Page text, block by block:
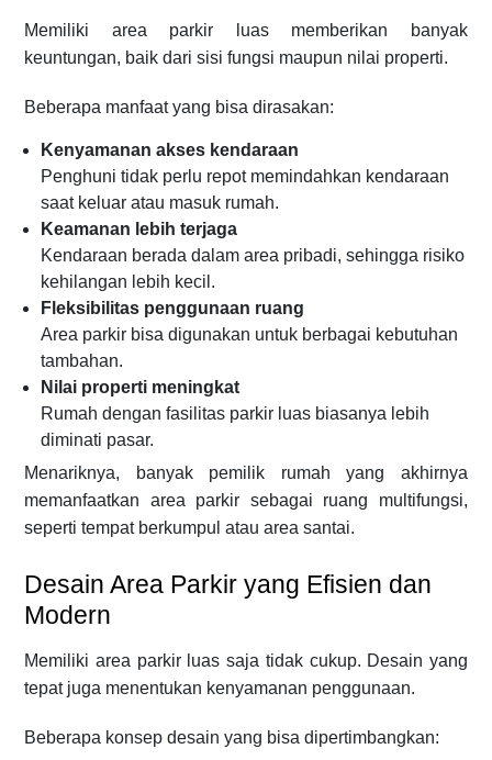
Memiliki area parkir luas memberikan banyak
keuntungan, baik dari sisi fungsi maupun nilai properti.
Beberapa manfaat yang bisa dirasakan:
Kenyamanan akses kendaraan
Penghuni tidak perlu repot memindahkan kendaraan
saat keluar atau masuk rumah.
Keamanan lebih terjaga
Kendaraan berada dalam area pribadi, sehingga risiko
kehilangan lebih kecil.
Fleksibilitas penggunaan ruang
Area parkir bisa digunakan untuk berbagai kebutuhan
tambahan.
Nilai properti meningkat
Rumah dengan fasilitas parkir luas biasanya lebih
diminati pasar.
Menariknya, banyak pemilik rumah yang akhirnya
memanfaatkan area parkir sebagai ruang multifungsi,
seperti tempat berkumpul atau area santai.
Desain Area Parkir yang Efisien dan
Modern
Memiliki area parkir luas saja tidak cukup. Desain yang
tepat juga menentukan kenyamanan penggunaan.
Beberapa konsep desain yang bisa dipertimbangkan: